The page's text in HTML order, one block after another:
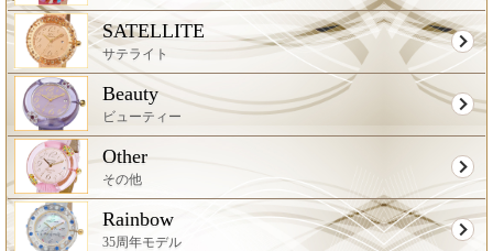
SATELLITE
サテライト
Beauty
ビューティー
Other
その他
Rainbow
35周年モデル